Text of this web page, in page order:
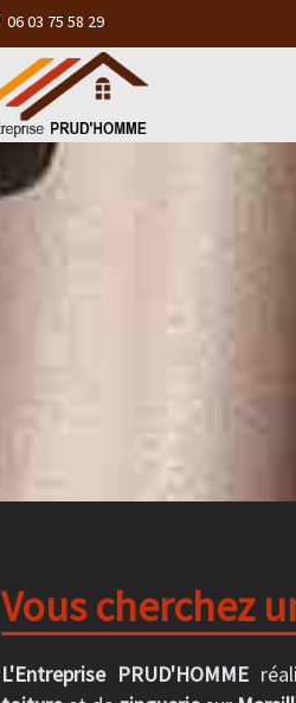
06 03 75 58 29
Vous cherchez
L'Entreprise PRUD'HOMME